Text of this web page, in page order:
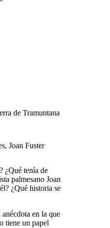
de Tramuntana
¿Qué tenía de
palmesano Joan
¿Qué historia se
en la que
tiene un papel